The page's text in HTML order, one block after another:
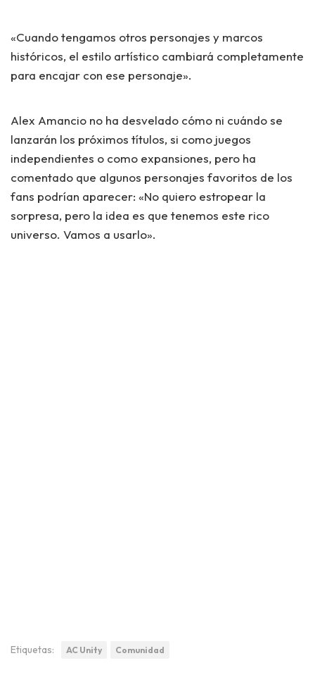
«Cuando tengamos otros personajes y marcos
históricos, el estilo artístico cambiará completamente
para encajar con ese personaje».
Alex Amancio no ha desvelado cómo ni cuándo se
lanzarán los próximos títulos, si como juegos
independientes o como expansiones, pero ha
comentado que algunos personajes favoritos de los
fans podrían aparecer: «No quiero estropear la
sorpresa, pero la idea es que tenemos este rico
universo. Vamos a usarlo».
Etiquetas: AC Unity Comunidad